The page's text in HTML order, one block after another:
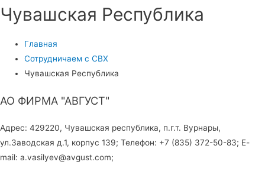
Чувашская Республика
Главная
Сотрудничаем с СВХ
Чувашская Республика
АО ФИРМА "АВГУСТ"
Адрес: 429220, Чувашская республика, п.г.т. Вурнары,
ул.Заводская д.1, корпус 139; Телефон: +7 (835) 372-50-83; E-
mail: a.vasilyev@avgust.com;